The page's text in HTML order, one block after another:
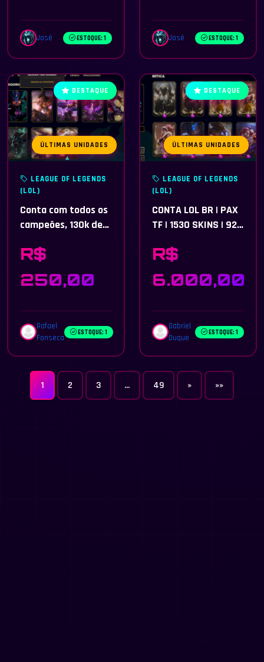
José ESTOQUE: 1 José ESTOQUE: 1
DESTAQUE
ÚLTIMAS UNIDADES
LEAGUE OF LEGENDS
(LOL)
Conta com todos os
campeões, 130k de
disponíveis,
R$
250,00
Rafael
Fonseca
ESTOQUE: 1
DESTAQUE
ÚLTIMAS UNIDADES
LEAGUE OF LEGENDS
(LOL)
CONTA LOL BR | PAX
TF | 1530 SKINS | 92
ULTIMATE | 323
R$
6.000,00
Gabriel
Duque
ESTOQUE: 1
1 2 3 ... 49 » »»